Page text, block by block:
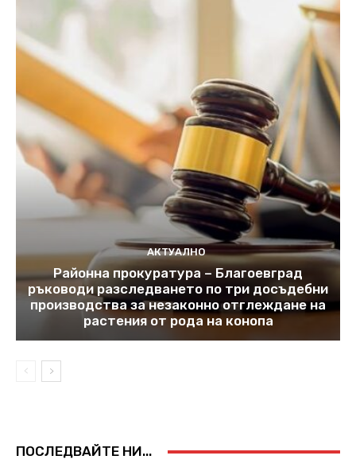
АКТУАЛНО
Районна прокуратура – Благоевград
ръководи разследването по три досъдебни
производства за незаконно отглеждане на
растения от рода на конопа
ПОСЛЕДВАЙТЕ НИ...